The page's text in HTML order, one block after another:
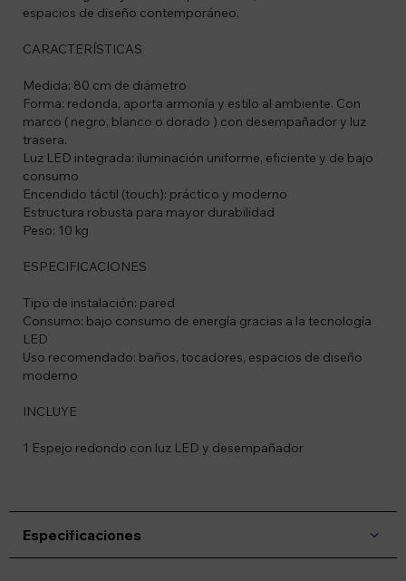
espacios de diseño contemporáneo.
CARACTERÍSTICAS
Medida: 80 cm de diámetro
Forma: redonda, aporta armonía y estilo al ambiente. Con
marco ( negro, blanco o dorado ) con desempañador y luz
trasera.
Luz LED integrada: iluminación uniforme, eficiente y de bajo
consumo
Encendido táctil (touch): práctico y moderno
Estructura robusta para mayor durabilidad
Peso: 10 kg
ESPECIFICACIONES
Tipo de instalación: pared
Consumo: bajo consumo de energía gracias a la tecnología
LED
Uso recomendado: baños, tocadores, espacios de diseño
moderno
INCLUYE
1 Espejo redondo con luz LED y desempañador
Especificaciones